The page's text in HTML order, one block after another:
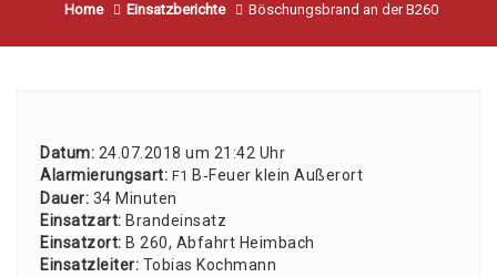
Home Einsatzberichte Böschungsbrand an der B260
Datum: 24.07.2018 um 21:42 Uhr
Alar­mie­rungs­art: F1 B‑Feuer klein Außer­ort
Dau­er: 34 Minu­ten
Ein­satz­art: Brand­ein­satz
Ein­satz­ort: B 260, Abfahrt Heim­bach
Ein­satz­lei­ter: Tobi­as Koch­mann